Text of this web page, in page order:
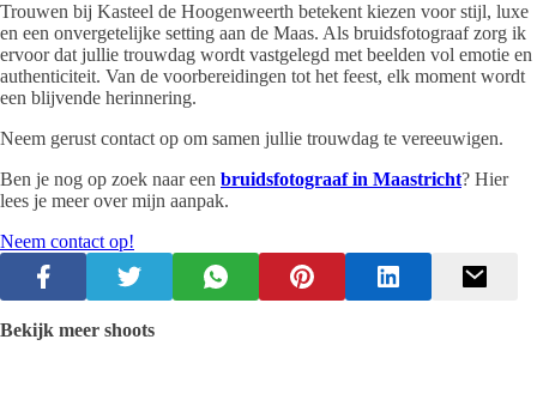
Trouwen bij Kasteel de Hoogenweerth betekent kiezen voor stijl, luxe
en een onvergetelijke setting aan de Maas. Als bruidsfotograaf zorg ik
ervoor dat jullie trouwdag wordt vastgelegd met beelden vol emotie en
authenticiteit. Van de voorbereidingen tot het feest, elk moment wordt
een blijvende herinnering.
Neem gerust contact op om samen jullie trouwdag te vereeuwigen.
Ben je nog op zoek naar een bruidsfotograaf in Maastricht? Hier
lees je meer over mijn aanpak.
Neem contact op!
Bekijk meer shoots